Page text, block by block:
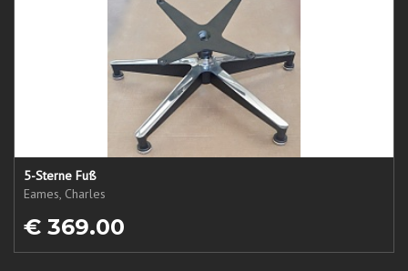
5-Sterne Fuß
Eames, Charles
€ 369.00